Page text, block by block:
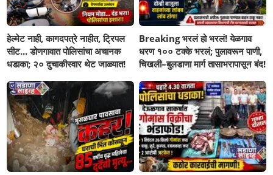
हेल्मेट नाही, कागदपत्रे नाहीत, ट्रिपल
सीट... डोणगावात पोलिसांचा अचानक
धडाका; २० दुचाकीस्वार थेट जाळ्यात!
Breaking भरलं हो भरलं! येळगाव
धरण १०० टक्के भरलं; पुलावरून पाणी,
चिखली–बुलडाणा मार्ग तासाभरापासून बंद!